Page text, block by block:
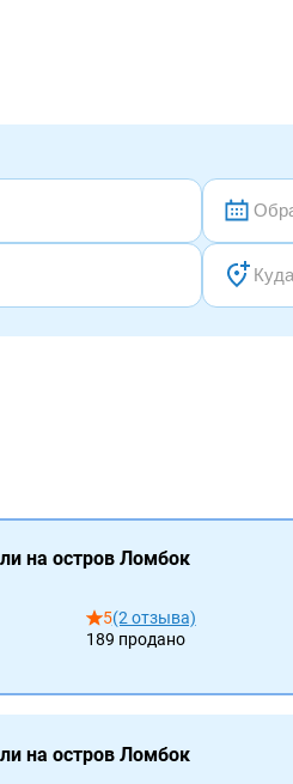
на остров Ломбок
5(2 отзыва)
189 продано
на остров Ломбок